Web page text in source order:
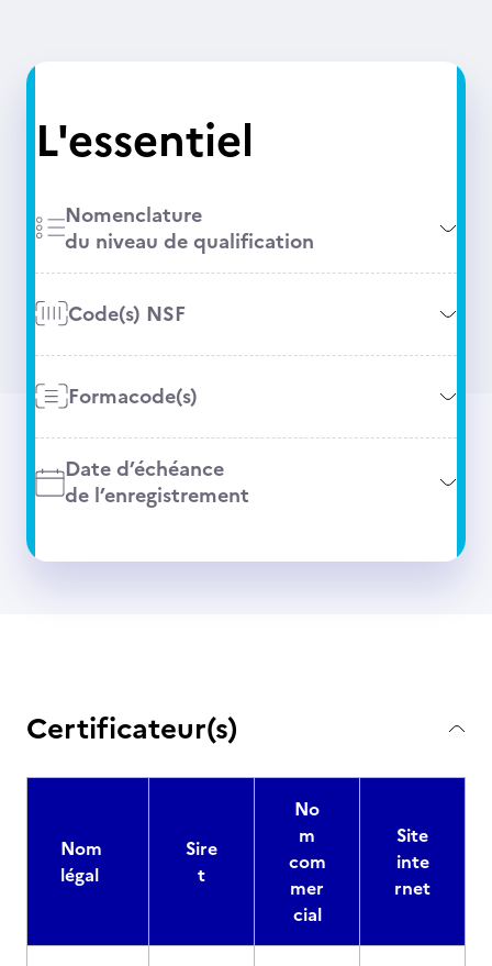
L'essentiel
Nomenclature
du niveau de qualification
Code(s) NSF
Formacode(s)
Date d’échéance
de l’enregistrement
Certificateur(s)
Nom
légal
Sire
t
No
m
com
mer
cial
Site
inte
rnet